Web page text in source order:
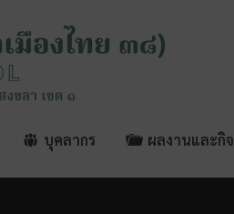
บุคลากร ผลงานและกิ